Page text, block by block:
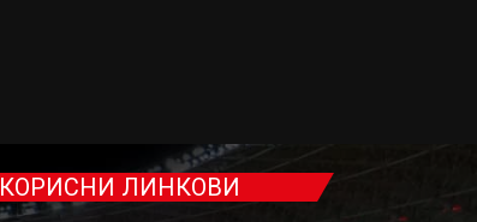
КОРИСНИ ЛИНКОВИ